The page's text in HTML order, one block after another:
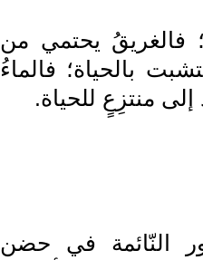
فالغريقُ يحتمي من
بالحياة؛ فالماءُ
منتزِعٍ للحياة.
النّائمة في حضن